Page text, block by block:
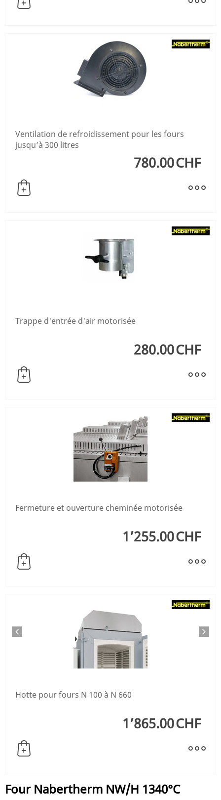
Ventilation de refroidissement pour les fours
jusqu’à 300 litres
780.00CHF
Trappe d'entrée d'air motorisée
280.00CHF
Fermeture et ouverture cheminée motorisée
1’255.00CHF
Hotte pour fours N 100 à N 660
1’865.00CHF
Four Nabertherm NW/H 1340°C